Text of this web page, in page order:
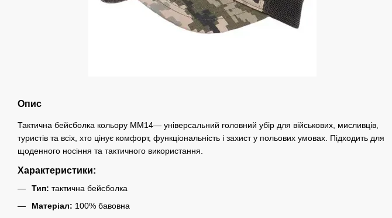
Опис
Тактична бейсболка кольору MM14— універсальний головний убір для військових, мисливців,
туристів та всіх, хто цінує комфорт, функціональність і захист у польових умовах. Підходить для
щоденного носіння та тактичного використання.
Характеристики:
Тип: тактична бейсболка
Матеріал: 100% бавовна